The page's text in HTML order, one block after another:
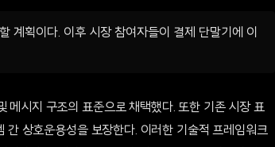
획이다. 이후 시장 참여자들이 결제 단말기에 이
시지 구조의 표준으로 채택했다. 또한 기존 시장 표
상호운용성을 보장한다. 이러한 기술적 프레임워크